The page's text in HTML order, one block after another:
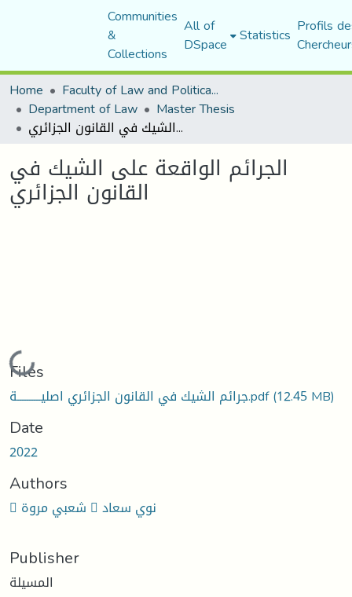
Communities
&
Collections
All of
DSpace Statistics Profils
Home
Faculty of Law and Political Science
Department of Law Master Thesis
الجرائم الواقعة على الشيك في القانون الجزائري
الجرائم الواقعة على الشيك في
القانون الجزائري
Loading...
Files
جرائم الشيك في القانون الجزائري اصليــــــــــة.pdf(12.45 MB)
Date
2022
Authors
 شعبي مروة  نوي سعاد
Publisher
المسيلة